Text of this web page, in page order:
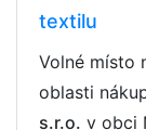
textilu
Volné místo
oblasti
s.r.o. v obci